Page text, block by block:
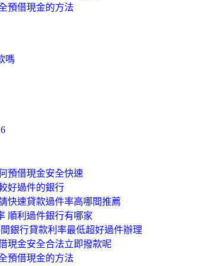
預借現金的方法
嗎
預借現金安全快速
好過件的銀行
快速貸款過件率高哪間推薦
順利過件銀行有哪家
銀行貸款利率最低超好過件辦理
現金安全合法立即撥款呢
預借現金的方法